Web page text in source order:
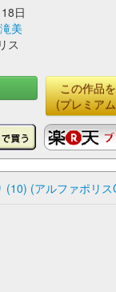
日
美
ス
この作品
(プレミア
(10) (アルファポリス